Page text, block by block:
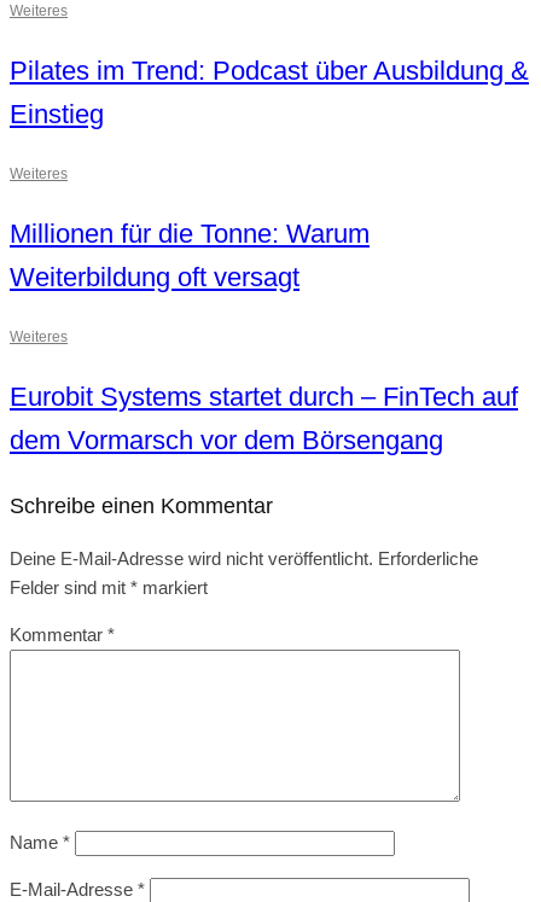
Weiteres
Pilates im Trend: Podcast über Ausbildung &
Einstieg
Weiteres
Millionen für die Tonne: Warum
Weiterbildung oft versagt
Weiteres
Eurobit Systems startet durch – FinTech auf
dem Vormarsch vor dem Börsengang
Schreibe einen Kommentar
Deine E-Mail-Adresse wird nicht veröffentlicht. Erforderliche
Felder sind mit * markiert
Kommentar *
Name *
E-Mail-Adresse *